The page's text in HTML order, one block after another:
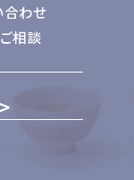
わせ
相談